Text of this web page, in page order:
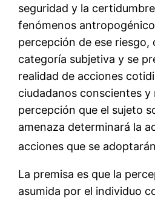
seguridad y la
fenómenos
percepción de ese riesgo,
categoría subjetiva y se
realidad de acciones
ciudadanos conscientes y
percepción que el sujeto
amenaza determinará la
acciones que se
La premisa es que la
asumida por el individuo